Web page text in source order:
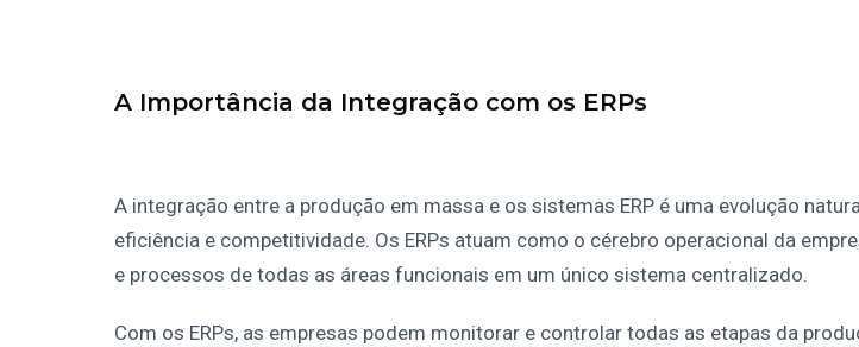
A Importância da Integração com os ERPs
A integração entre a produção em massa e os sistemas ERP é uma evolução
eficiência e competitividade. Os ERPs atuam como o cérebro operacional da
e processos de todas as áreas funcionais em um único sistema centralizado.
Com os ERPs, as empresas podem monitorar e controlar todas as etapas da